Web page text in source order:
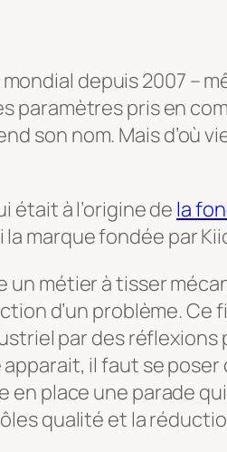
depuis 2007 –
paramètres pris en
son nom. Mais d’où
était à l’origine de la
fondée par
un métier à tisser
d’un problème. Ce
par des
il faut se
place une parade
qualité et la